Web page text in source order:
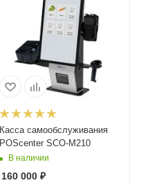
Касса самообслуживания
POScenter SCO-M210
В наличии
160 000₽